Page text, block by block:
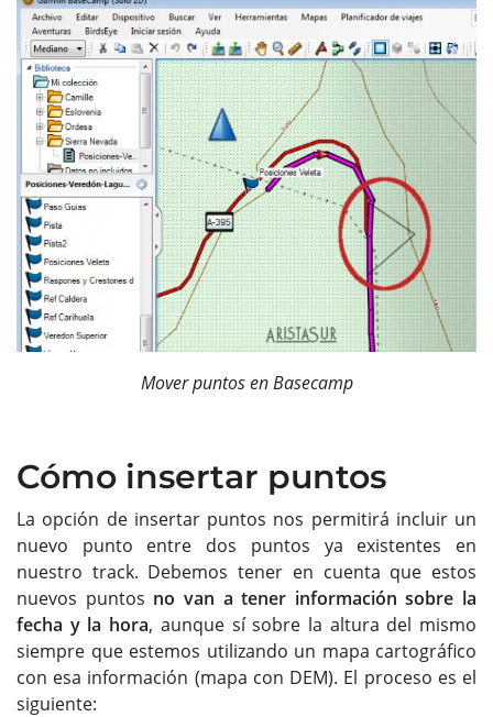
Mover puntos en Basecamp
Cómo insertar puntos
La opción de insertar puntos nos permitirá incluir un
nuevo punto entre dos puntos ya existentes en
nuestro track. Debemos tener en cuenta que estos
nuevos puntos no van a tener información sobre la
fecha y la hora, aunque sí sobre la altura del mismo
siempre que estemos utilizando un mapa cartográfico
con esa información (mapa con DEM). El proceso es el
siguiente: